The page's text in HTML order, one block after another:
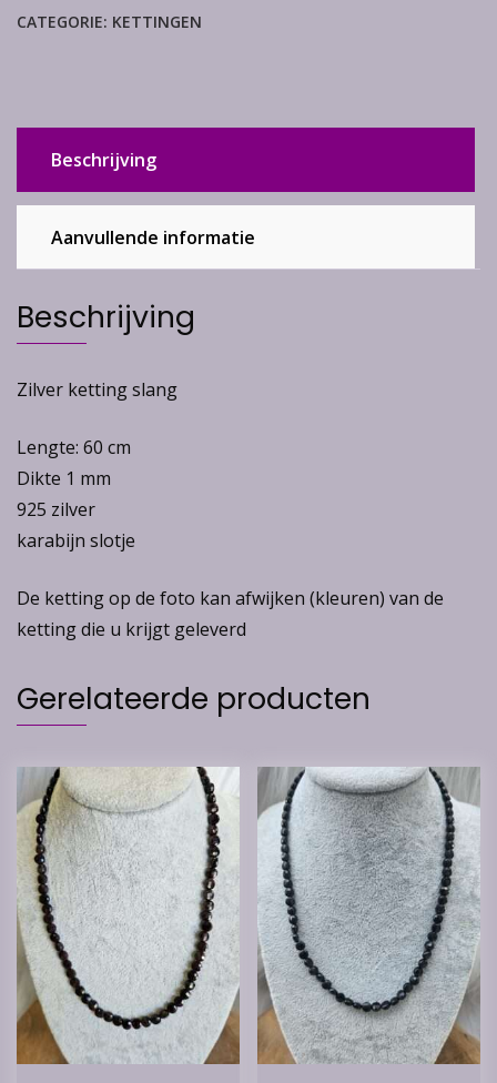
cm
CATEGORIE: KETTINGEN
Beschrijving
Aanvullende informatie
Beschrijving
Zilver ketting slang
Lengte: 60 cm
Dikte 1 mm
925 zilver
karabijn slotje
De ketting op de foto kan afwijken (kleuren) van de
ketting die u krijgt geleverd
Gerelateerde producten